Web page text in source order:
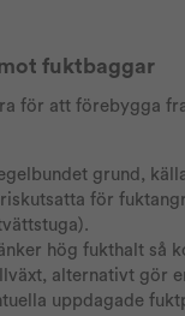
fuktbaggar
för att förebygga
grund,
för
hög fukthalt så
alternativt gör
uppdagade